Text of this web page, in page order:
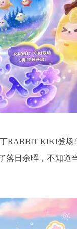
RABBIT KIKI登场
落日余晖，不知